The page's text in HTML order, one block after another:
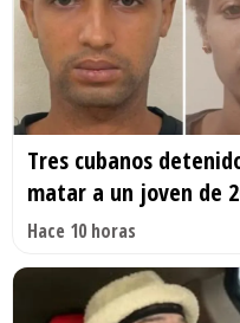
Tres cubanos
matar a un joven de
Hace 10 horas